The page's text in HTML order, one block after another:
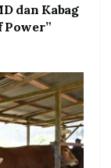
dan Kabag
Power”